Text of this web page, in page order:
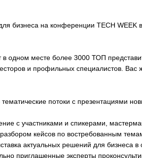
бизнеса на конференции TECH WEEK
в одном месте более 3000 ТОП
и профильных специалистов. Вас
тематические потоки с презентациями
с участниками и спикерами,
кейсов по востребованным
актуальных решений для бизнеса в
приглашенные эксперты